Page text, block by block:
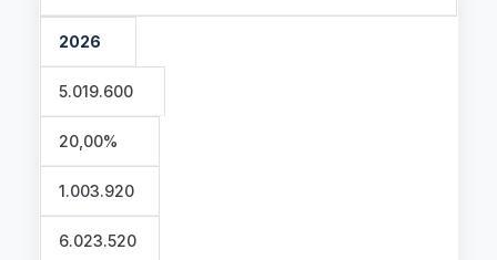
2026
5.019.600
20,00%
1.003.920
6.023.520